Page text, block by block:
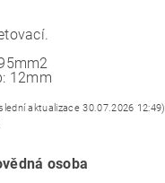
12mm
aktualizace 30.07.2026 12:49)
osoba